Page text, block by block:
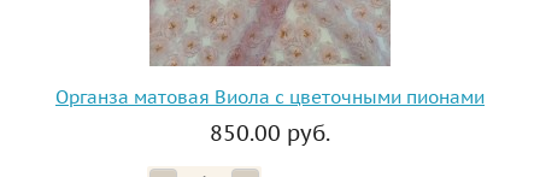
Органза матовая Виола с цветочными пионами
850.00 руб.